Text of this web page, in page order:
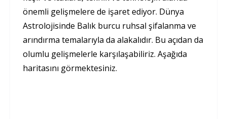
önemli gelişmelere de işaret ediyor. Dünya
Astrolojisinde Balık burcu ruhsal şifalanma ve
arındırma temalarıyla da alakalıdır. Bu açıdan da
olumlu gelişmelerle karşılaşabiliriz. Aşağıda
haritasını görmektesiniz.